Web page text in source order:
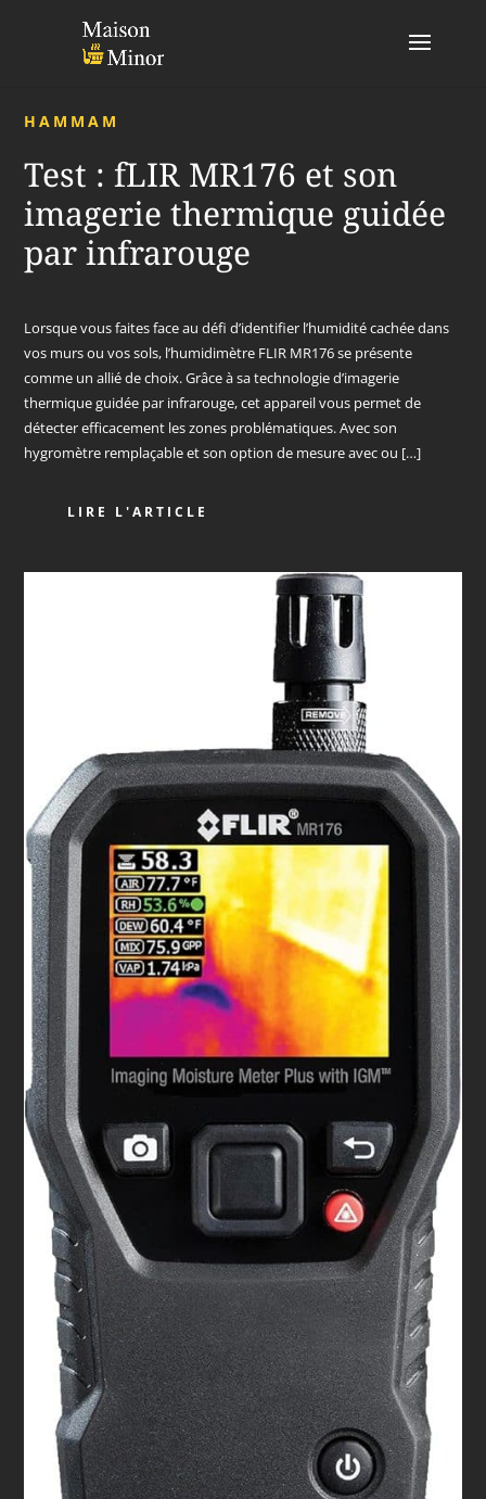
HAMMAM
Test : fLIR MR176 et son
imagerie thermique guidée
par infrarouge
Lorsque vous faites face au défi d’identifier l’humidité cachée dans
vos murs ou vos sols, l’humidimètre FLIR MR176 se présente
comme un allié de choix. Grâce à sa technologie d’imagerie
thermique guidée par infrarouge, cet appareil vous permet de
détecter efficacement les zones problématiques. Avec son
hygromètre remplaçable et son option de mesure avec ou […]
LIRE L'ARTICLE